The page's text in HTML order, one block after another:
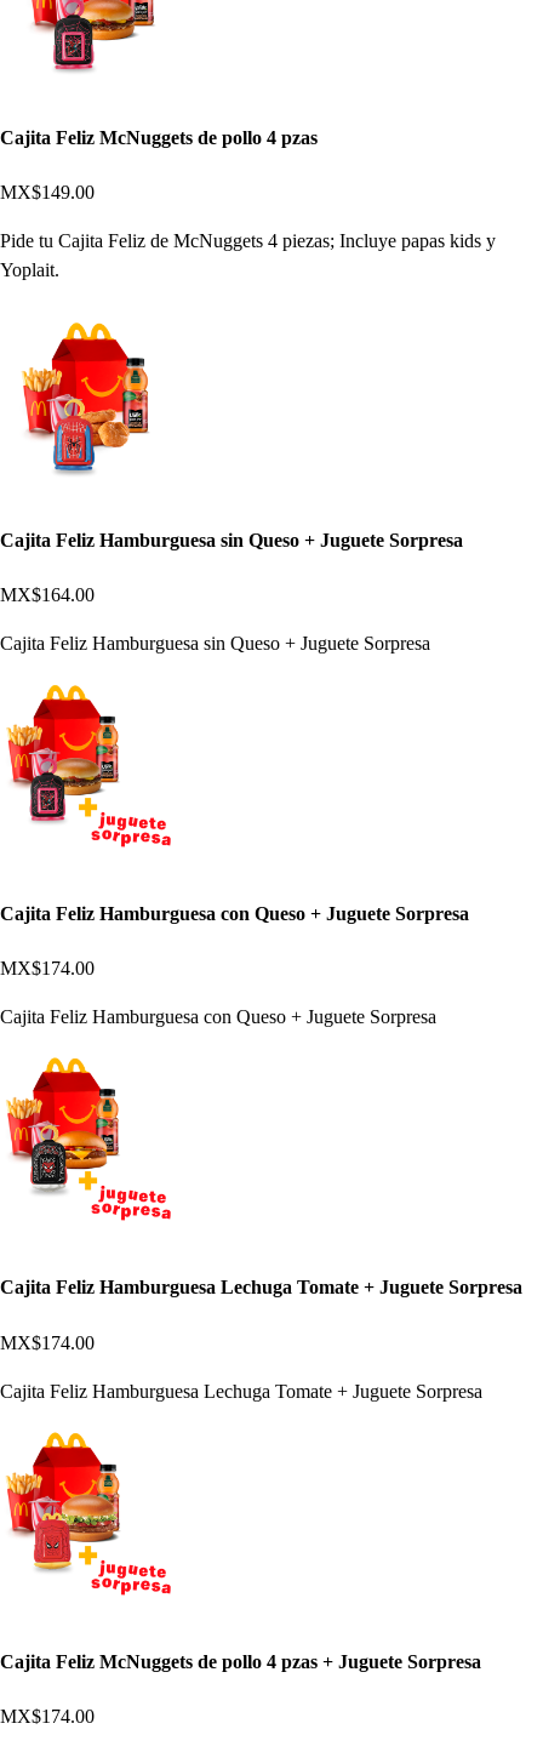
Cajita Feliz McNuggets de pollo 4 pzas
MX$149.00
Pide tu Cajita Feliz de McNuggets 4 piezas; Incluye papas kids y
Yoplait.
Cajita Feliz Hamburguesa sin Queso + Juguete Sorpresa
MX$164.00
Cajita Feliz Hamburguesa sin Queso + Juguete Sorpresa
Cajita Feliz Hamburguesa con Queso + Juguete Sorpresa
MX$174.00
Cajita Feliz Hamburguesa con Queso + Juguete Sorpresa
Cajita Feliz Hamburguesa Lechuga Tomate + Juguete Sorpresa
MX$174.00
Cajita Feliz Hamburguesa Lechuga Tomate + Juguete Sorpresa
Cajita Feliz McNuggets de pollo 4 pzas + Juguete Sorpresa
MX$174.00